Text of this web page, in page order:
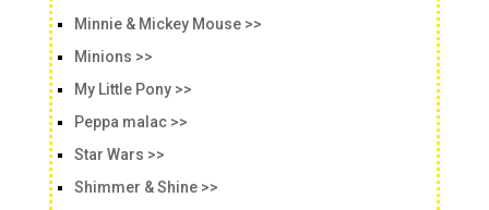
Minnie & Mickey Mouse >>
Minions >>
My Little Pony >>
Peppa malac >>
Star Wars >>
Shimmer & Shine >>